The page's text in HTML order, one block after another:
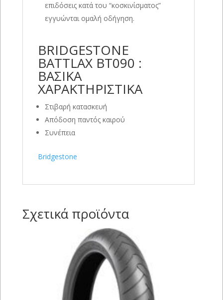
επιδόσεις κατά του “κοσκινίσματος”
εγγυώνται ομαλή οδήγηση.
BRIDGESTONE
BATTLAX BT090 :
ΒΑΣΙΚΑ
ΧΑΡΑΚΤΗΡΙΣΤΙΚΑ
Στιβαρή κατασκευή
Απόδοση παντός καιρού
Συνέπεια
Bridgestone
Σχετικά προϊόντα